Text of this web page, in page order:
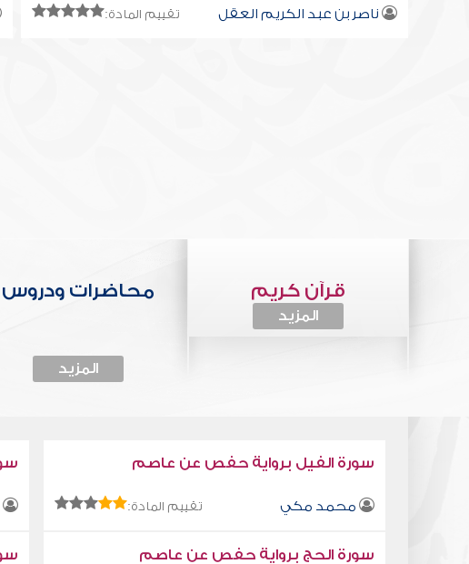
ناصر بن عبد الكريم العقل تقييم المادة:
قرآن كريم
المزيد
محاضرات ودروس
المزيد
سورة الفيل برواية حفص عن عاصم
محمد مكي تقييم المادة:
سورة الحج برواية حفص عن عاصم